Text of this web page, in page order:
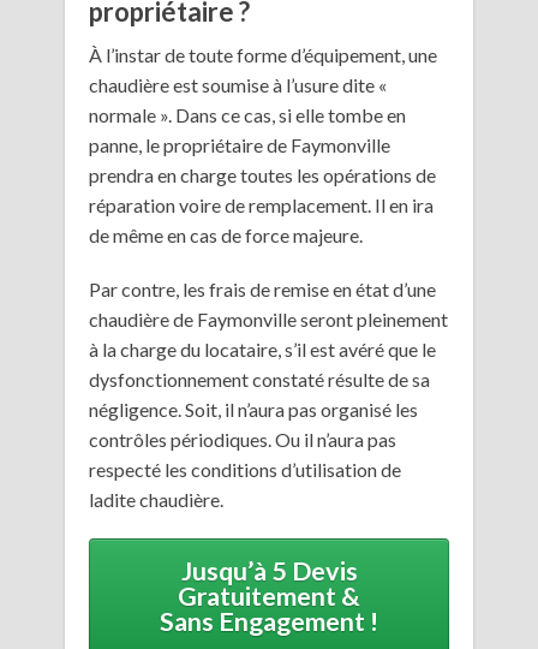
propriétaire ?
À l’instar de toute forme d’équipement, une
chaudière est soumise à l’usure dite «
normale ». Dans ce cas, si elle tombe en
panne, le propriétaire de Faymonville
prendra en charge toutes les opérations de
réparation voire de remplacement. Il en ira
de même en cas de force majeure.
Par contre, les frais de remise en état d’une
chaudière de Faymonville seront pleinement
à la charge du locataire, s’il est avéré que le
dysfonctionnement constaté résulte de sa
négligence. Soit, il n’aura pas organisé les
contrôles périodiques. Ou il n’aura pas
respecté les conditions d’utilisation de
ladite chaudière.
Jusqu’à 5 Devis
Gratuitement &
Sans Engagement !